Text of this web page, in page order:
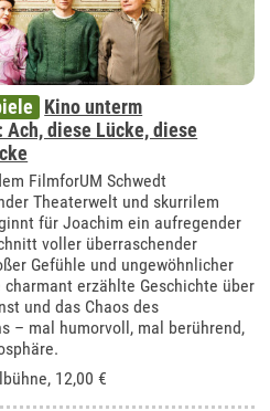
Kino unterm
diese Lücke, diese
FilmforUM Schwedt
Theaterwelt und skurrilem
für Joachim ein aufregender
voller überraschender
Gefühle und ungewöhnlicher
charmant erzählte Geschichte über
und das Chaos des
– mal humorvoll, mal berührend,
, 12,00 €